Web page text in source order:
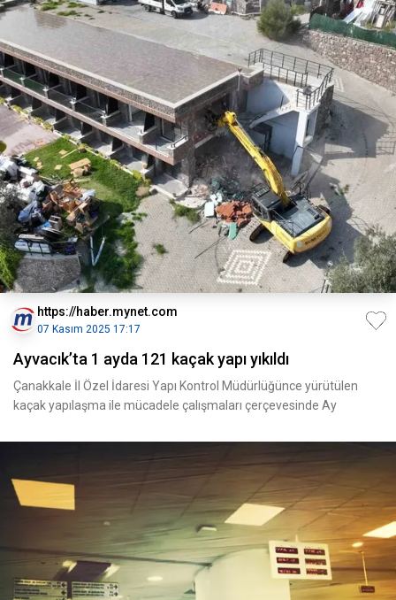
https://haber.mynet.com
07 Kasım 2025 17:17
Ayvacık’ta 1 ayda 121 kaçak yapı yıkıldı
Çanakkale İl Özel İdaresi Yapı Kontrol Müdürlüğünce yürütülen
kaçak yapılaşma ile mücadele çalışmaları çerçevesinde Ay